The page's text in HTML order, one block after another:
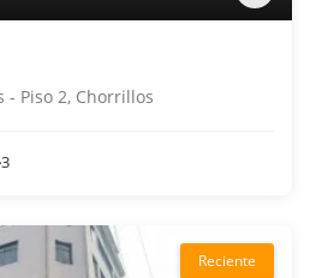
- Piso 2, Chorrillos
3
Reciente